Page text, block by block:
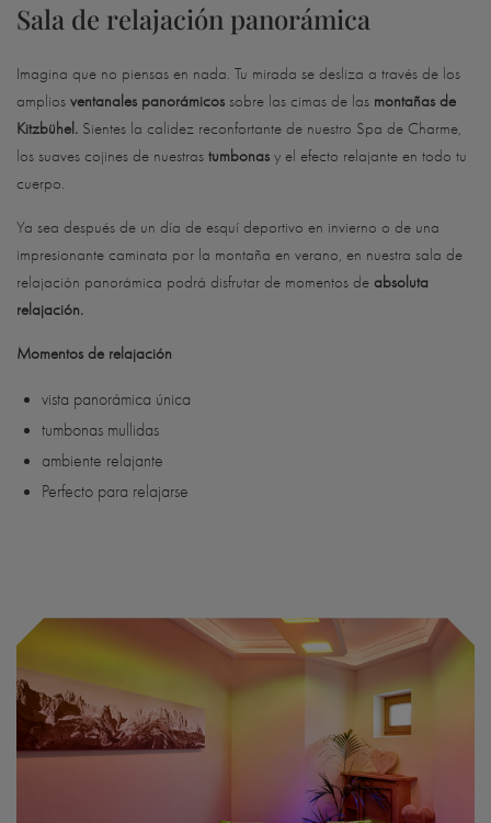
Sala de relajación panorámica
Imagina que no piensas en nada. Tu mirada se desliza a través de los
amplios ventanales panorámicos sobre las cimas de las montañas de
Kitzbühel. Sientes la calidez reconfortante de nuestro Spa de Charme,
los suaves cojines de nuestras tumbonas y el efecto relajante en todo tu
cuerpo.
Ya sea después de un día de esquí deportivo en invierno o de una
impresionante caminata por la montaña en verano, en nuestra sala de
relajación panorámica podrá disfrutar de momentos de absoluta
relajación.
Momentos de relajación
vista panorámica única
tumbonas mullidas
ambiente relajante
Perfecto para relajarse